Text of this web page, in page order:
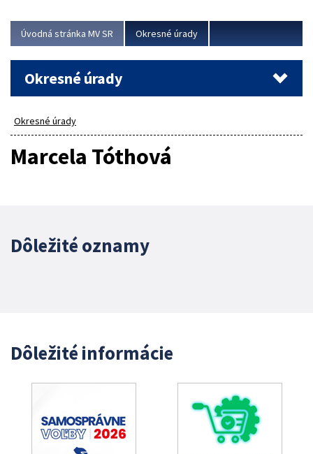
Viac
Úvodná stránka MV SR Okresné úrady
Okresné úrady
Okresné úrady
Marcela Tóthová
Dôležité oznamy
Dôležité informácie